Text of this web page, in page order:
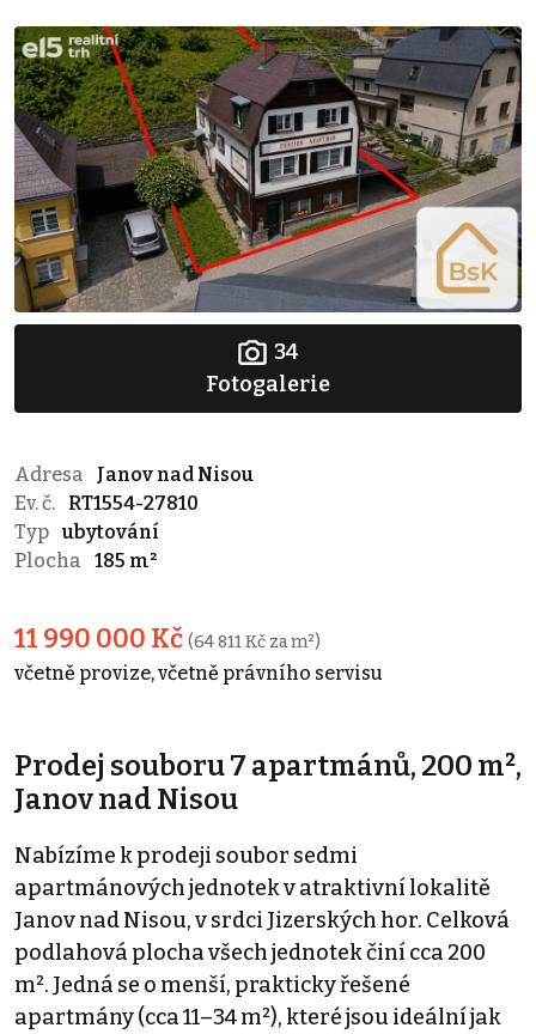
34
Fotogalerie
Adresa
Janov nad Nisou
Ev. č.
RT1554-27810
Typ ubytování
Plocha
185 m²
11 990 000 Kč (64 811 Kč za m²)
včetně provize, včetně právního servisu
Prodej souboru 7 apartmánů, 200 m²,
Janov nad Nisou
Nabízíme k prodeji soubor sedmi
apartmánových jednotek v atraktivní lokalitě
Janov nad Nisou, v srdci Jizerských hor. Celková
podlahová plocha všech jednotek činí cca 200
m². Jedná se o menší, prakticky řešené
apartmány (cca 11–34 m²), které jsou ideální jak